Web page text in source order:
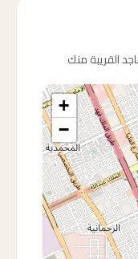
القريبة منك
+
−